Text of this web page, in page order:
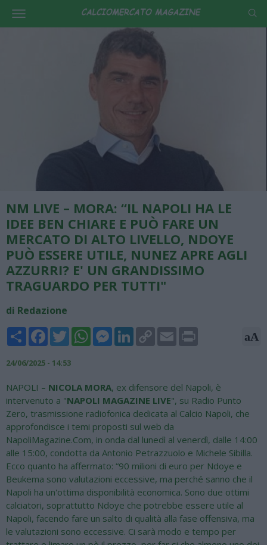
NM LIVE – MORA: “IL NAPOLI HA LE
IDEE BEN CHIARE E PUÒ FARE UN
MERCATO DI ALTO LIVELLO, NDOYE
PUÒ ESSERE UTILE, NUNEZ APRE AGLI
AZZURRI? E' UN GRANDISSIMO
TRAGUARDO PER TUTTI"
di Redazione
Share FacebookTwitterWhatsAppMessengerLinkedInCopy
Link
Email aA
24/06/2025 - 14:53
NAPOLI – NICOLA MORA, ex difensore del Napoli, è
intervenuto a "NAPOLI MAGAZINE LIVE", su Radio Punto
Zero, trasmissione radiofonica dedicata al Calcio Napoli, che
approfondisce i temi proposti sul web da
NapoliMagazine.Com, in onda dal lunedì al venerdì, dalle 14:00
alle 15:00, condotta da Antonio Petrazzuolo e Michele Sibilla.
Ecco quanto ha affermato: “90 milioni di euro per Ndoye e
Beukema sono valutazioni eccessive, ma perché sanno che il
Napoli ha un'ottima disponibilità economica. Sono due ottimi
calciatori, soprattutto Ndoye che potrebbe essere utile al
Napoli, facendo fare un salto di qualità alla fase offensiva, ma
le valutazioni sono eccessive. Ci sarà modo e tempo per